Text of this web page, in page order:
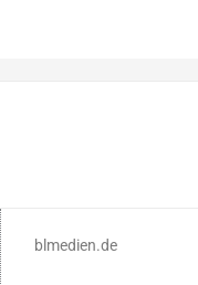
blmedien.de